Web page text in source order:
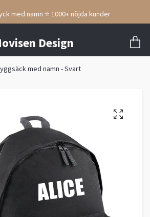
med namn ⭐ 1000+ nöjda kunder
Design
med namn - Svart